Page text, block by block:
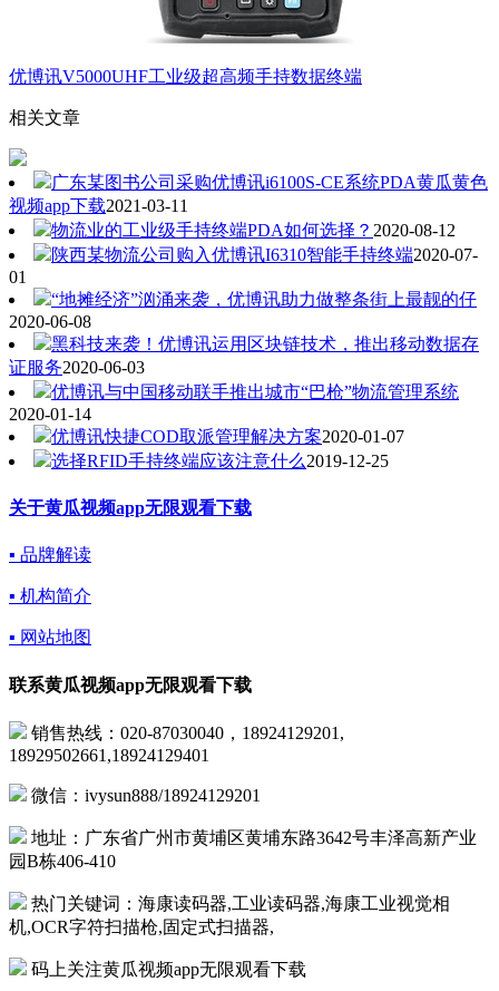
优博讯V5000UHF工业级超高频手持数据终端
相关文章
广东某图书公司采购优博讯i6100S-CE系统PDA黄瓜黄色
视频app下载2021-03-11
物流业的工业级手持终端PDA如何选择？ 2020-08-12
陕西某物流公司购入优博讯I6310智能手持终端2020-07-
01
“地摊经济”汹涌来袭，优博讯助力做整条街上最靓的仔
2020-06-08
黑科技来袭！优博讯运用区块链技术，推出移动数据存
证服务2020-06-03
优博讯与中国移动联手推出城市“巴枪”物流管理系统
2020-01-14
优博讯快捷COD取派管理解决方案2020-01-07
选择RFID手持终端应该注意什么2019-12-25
关于黄瓜视频app无限观看下载
▪ 品牌解读
▪ 机构简介
▪ 网站地图
联系黄瓜视频app无限观看下载
销售热线：020-87030040，18924129201,
18929502661,18924129401
微信：ivysun888/18924129201
地址：广东省广州市黄埔区黄埔东路3642号丰泽高新产业
园B栋406-410
热门关键词：海康读码器,工业读码器,海康工业视觉相
机,OCR字符扫描枪,固定式扫描器,
码上关注黄瓜视频app无限观看下载